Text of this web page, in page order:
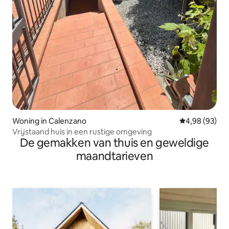
Woning in Calenzano Gemiddelde
4,98 (93)
Vrijstaand huis in een rustige omgeving
De gemakken van thuis en geweldige
maandtarieven